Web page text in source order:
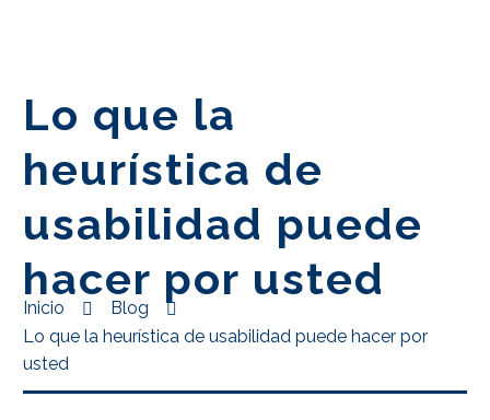
Lo que la
heurística de
usabilidad puede
hacer por usted
Inicio
Blog
Lo que la heurística de usabilidad puede hacer por
usted